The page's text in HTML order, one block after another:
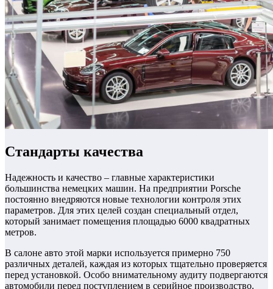
Стандарты качества
Надежность и качество – главные характеристики
большинства немецких машин. На предприятии Porsche
постоянно внедряются новые технологии контроля этих
параметров. Для этих целей создан специальный отдел,
который занимает помещения площадью 6000 квадратных
метров.
В салоне авто этой марки используется примерно 750
различных деталей, каждая из которых тщательно проверяется
перед установкой. Особо внимательному аудиту подвергаются
автомобили перед поступлением в серийное производство.